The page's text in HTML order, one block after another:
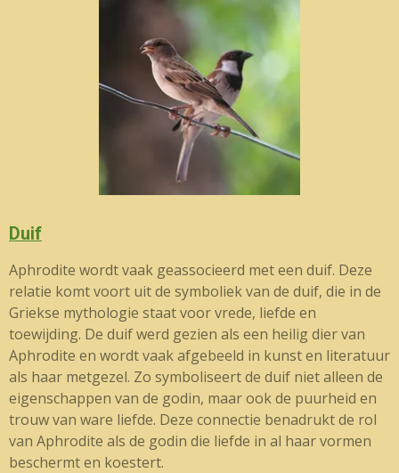
Duif
Aphrodite wordt vaak geassocieerd met een duif. Deze
relatie komt voort uit de symboliek van de duif, die in de
Griekse mythologie staat voor vrede, liefde en
toewijding. De duif werd gezien als een heilig dier van
Aphrodite en wordt vaak afgebeeld in kunst en literatuur
als haar metgezel. Zo symboliseert de duif niet alleen de
eigenschappen van de godin, maar ook de puurheid en
trouw van ware liefde. Deze connectie benadrukt de rol
van Aphrodite als de godin die liefde in al haar vormen
beschermt en koestert.